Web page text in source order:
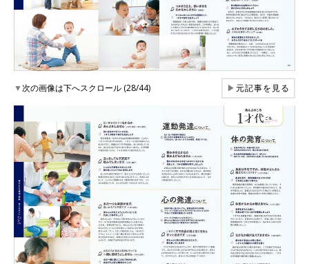
▼次の画像は下へスクロール (28/44) ▶元記事を見る